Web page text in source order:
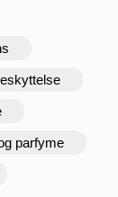
parfyme